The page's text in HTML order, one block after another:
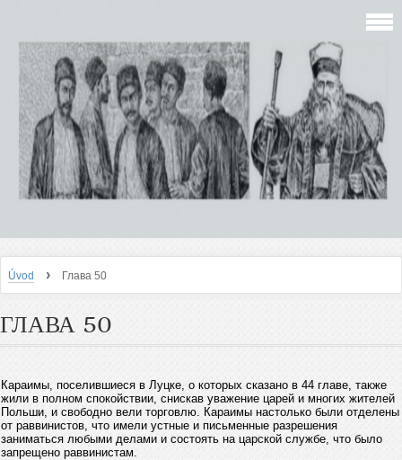
Úvod › Глава 50
ГЛАВА 50
Караимы, поселившиеся в Луцке, о которых сказано в 44 главе, также
жили в полном спокойствии, снискав уважение царей и многих жителей
Польши, и свободно вели торговлю. Караимы настолько были отделены
от раввинистов, что имели устные и письменные разрешения
заниматься любыми делами и состоять на царской службе, что было
запрещено раввинистам.